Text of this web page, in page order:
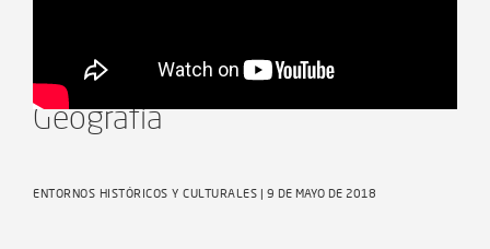
CÁPSULAS FÓRMULA 1
Geografía
ENTORNOS HISTÓRICOS Y CULTURALES | 9 DE MAYO DE 2018